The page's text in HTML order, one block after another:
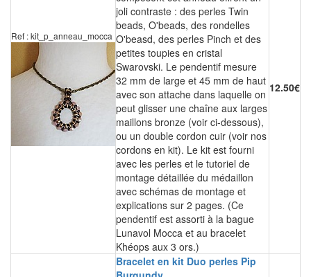
Ref : kit_p_anneau_mocca
joli contraste : des perles Twin
beads, O'beads, des rondelles
O'beasd, des perles Pinch et des
petites toupies en cristal
Swarovski. Le pendentif mesure
32 mm de large et 45 mm de haut
avec son attache dans laquelle on
peut glisser une chaîne aux larges
maillons bronze (voir ci-dessous),
ou un double cordon cuir (voir nos
cordons en kit). Le kit est fourni
avec les perles et le tutoriel de
montage détaillée du médaillon
avec schémas de montage et
explications sur 2 pages. (Ce
pendentif est assorti à la bague
Lunavol Mocca et au bracelet
Khéops aux 3 ors.)
12.50€
Bracelet en kit Duo perles Pip